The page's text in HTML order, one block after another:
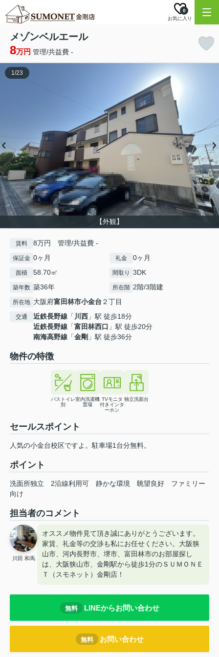
お気に入り
0
メゾンベルエール
8万円 管理/共益費 -
【外観】
1/23
賃料 8万円 管理/共益費 -
保証金 0ヶ月 礼金 0ヶ月
面積 58.70㎡ 間取り 3DK
築年数 築36年 所在階 2階/3階建
所在地 大阪府富田林市小金台 ２丁目
交通 近鉄長野線 「 川西 」駅 徒歩18分
近鉄長野線 「富田林西口 」駅 徒歩20分
南海高野線 「金剛 」駅 徒歩36分
物件の特徴
バストイレ
別
室内洗濯機
置場
TVモニタ
付きインタ
ーホン
独立洗面台
セールスポイント
人気の小金台校区ですよ。駐車場1台分無料。
ポイント
洗面所独立 2沿線利用可 静かな環境 眺望良好
ファミリー
向け
担当者のコメント
川田 和馬
オススメ物件見て頂き誠にありがとうございます。
家賃、礼金等の交渉も私にお任せください。大阪狭
山市、河内長野市、堺市、富田林市のお部屋探し
は、大阪狭山市、金剛駅から徒歩1分のＳＵＭＯＮＥ
Ｔ（スモネット）金剛店！
無料 LINEからお問い合わせ
無料 お問い合わせ